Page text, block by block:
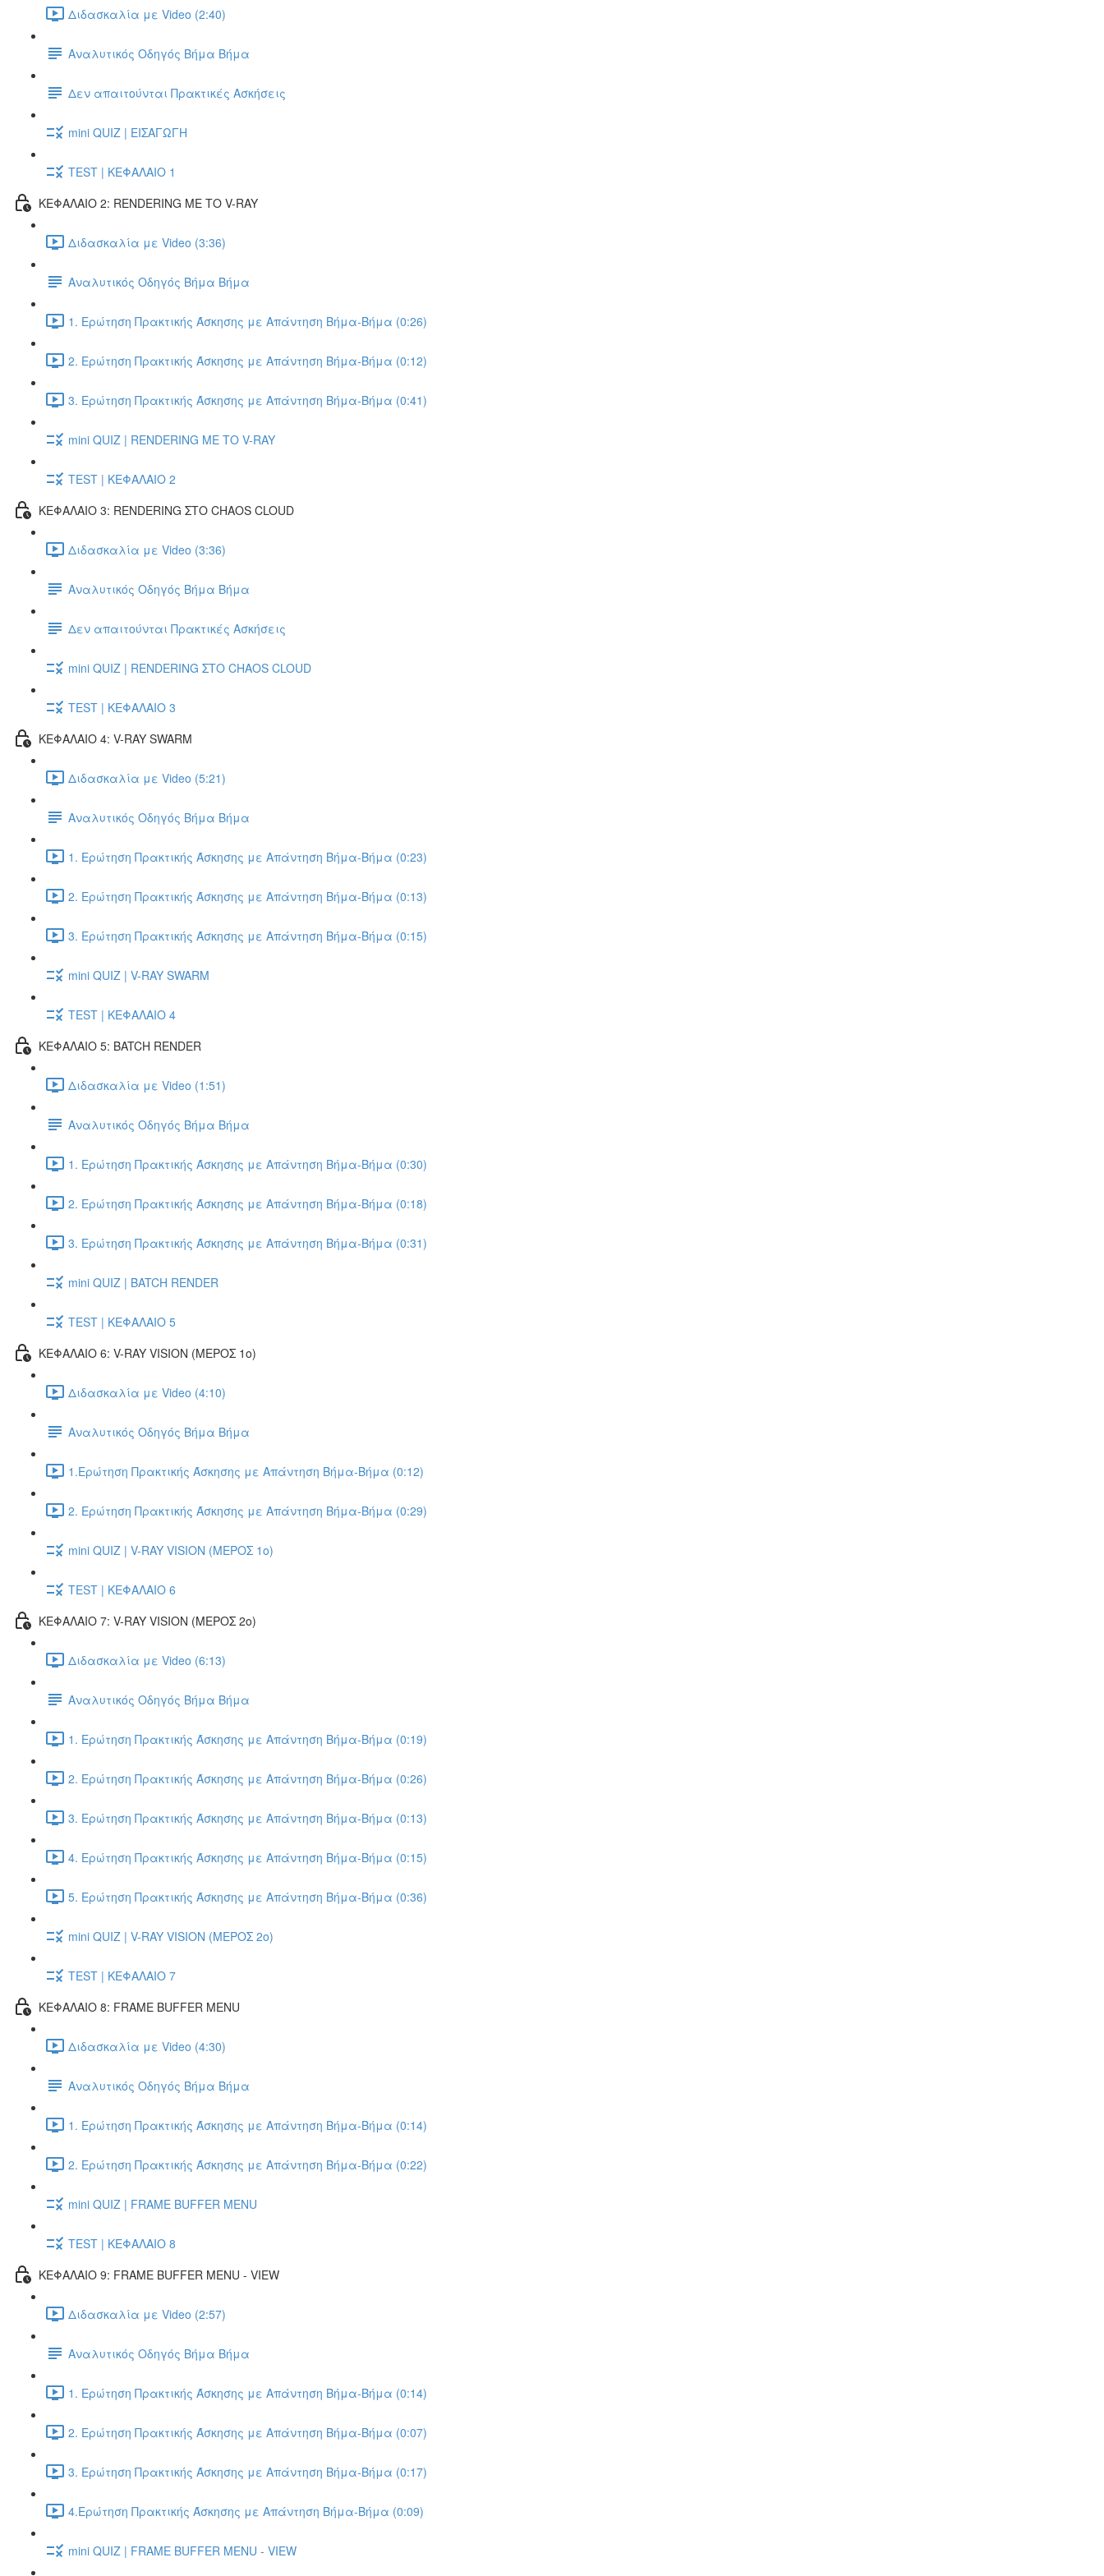
Διδασκαλία με Video (2:40)
Αναλυτικός Οδηγός Βήμα Βήμα
Δεν απαιτούνται Πρακτικές Ασκήσεις
mini QUIZ | ΕΙΣΑΓΩΓΗ
TEST | ΚΕΦΑΛΑΙΟ 1
ΚΕΦΑΛΑΙΟ 2: RENDERING ΜΕ ΤΟ V-RAY
Διδασκαλία με Video (3:36)
Αναλυτικός Οδηγός Βήμα Βήμα
1. Ερώτηση Πρακτικής Άσκησης με Απάντηση Βήμα-Βήμα (0:26)
2. Ερώτηση Πρακτικής Άσκησης με Απάντηση Βήμα-Βήμα (0:12)
3. Ερώτηση Πρακτικής Άσκησης με Απάντηση Βήμα-Βήμα (0:41)
mini QUIZ | RENDERING ΜΕ ΤΟ V-RAY
TEST | ΚΕΦΑΛΑΙΟ 2
ΚΕΦΑΛΑΙΟ 3: RENDERING ΣΤΟ CHAOS CLOUD
Διδασκαλία με Video (3:36)
Αναλυτικός Οδηγός Βήμα Βήμα
Δεν απαιτούνται Πρακτικές Ασκήσεις
mini QUIZ | RENDERING ΣΤΟ CHAOS CLOUD
TEST | ΚΕΦΑΛΑΙΟ 3
ΚΕΦΑΛΑΙΟ 4: V-RAY SWARM
Διδασκαλία με Video (5:21)
Αναλυτικός Οδηγός Βήμα Βήμα
1. Ερώτηση Πρακτικής Άσκησης με Απάντηση Βήμα-Βήμα (0:23)
2. Ερώτηση Πρακτικής Άσκησης με Απάντηση Βήμα-Βήμα (0:13)
3. Ερώτηση Πρακτικής Άσκησης με Απάντηση Βήμα-Βήμα (0:15)
mini QUIZ | V-RAY SWARM
TEST | ΚΕΦΑΛΑΙΟ 4
ΚΕΦΑΛΑΙΟ 5: BATCH RENDER
Διδασκαλία με Video (1:51)
Αναλυτικός Οδηγός Βήμα Βήμα
1. Ερώτηση Πρακτικής Άσκησης με Απάντηση Βήμα-Βήμα (0:30)
2. Ερώτηση Πρακτικής Άσκησης με Απάντηση Βήμα-Βήμα (0:18)
3. Ερώτηση Πρακτικής Άσκησης με Απάντηση Βήμα-Βήμα (0:31)
mini QUIZ | BATCH RENDER
TEST | ΚΕΦΑΛΑΙΟ 5
ΚΕΦΑΛΑΙΟ 6: V-RAY VISION (ΜΕΡΟΣ 1ο)
Διδασκαλία με Video (4:10)
Αναλυτικός Οδηγός Βήμα Βήμα
1.Ερώτηση Πρακτικής Άσκησης με Απάντηση Βήμα-Βήμα (0:12)
2. Ερώτηση Πρακτικής Άσκησης με Απάντηση Βήμα-Βήμα (0:29)
mini QUIZ | V-RAY VISION (ΜΕΡΟΣ 1ο)
TEST | ΚΕΦΑΛΑΙΟ 6
ΚΕΦΑΛΑΙΟ 7: V-RAY VISION (ΜΕΡΟΣ 2ο)
Διδασκαλία με Video (6:13)
Αναλυτικός Οδηγός Βήμα Βήμα
1. Ερώτηση Πρακτικής Άσκησης με Απάντηση Βήμα-Βήμα (0:19)
2. Ερώτηση Πρακτικής Άσκησης με Απάντηση Βήμα-Βήμα (0:26)
3. Ερώτηση Πρακτικής Άσκησης με Απάντηση Βήμα-Βήμα (0:13)
4. Ερώτηση Πρακτικής Άσκησης με Απάντηση Βήμα-Βήμα (0:15)
5. Ερώτηση Πρακτικής Άσκησης με Απάντηση Βήμα-Βήμα (0:36)
mini QUIZ | V-RAY VISION (ΜΕΡΟΣ 2ο)
TEST | ΚΕΦΑΛΑΙΟ 7
ΚΕΦΑΛΑΙΟ 8: FRAME BUFFER MENU
Διδασκαλία με Video (4:30)
Αναλυτικός Οδηγός Βήμα Βήμα
1. Ερώτηση Πρακτικής Άσκησης με Απάντηση Βήμα-Βήμα (0:14)
2. Ερώτηση Πρακτικής Άσκησης με Απάντηση Βήμα-Βήμα (0:22)
mini QUIZ | FRAME BUFFER MENU
TEST | ΚΕΦΑΛΑΙΟ 8
ΚΕΦΑΛΑΙΟ 9: FRAME BUFFER MENU - VIEW
Διδασκαλία με Video (2:57)
Αναλυτικός Οδηγός Βήμα Βήμα
1. Ερώτηση Πρακτικής Άσκησης με Απάντηση Βήμα-Βήμα (0:14)
2. Ερώτηση Πρακτικής Άσκησης με Απάντηση Βήμα-Βήμα (0:07)
3. Ερώτηση Πρακτικής Άσκησης με Απάντηση Βήμα-Βήμα (0:17)
4.Ερώτηση Πρακτικής Άσκησης με Απάντηση Βήμα-Βήμα (0:09)
mini QUIZ | FRAME BUFFER MENU - VIEW